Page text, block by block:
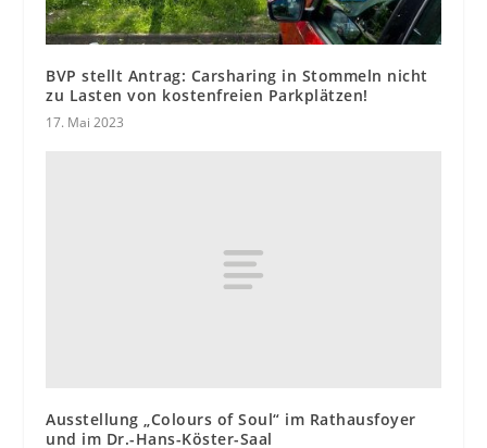
BVP stellt Antrag: Carsharing in Stommeln nicht
zu Lasten von kostenfreien Parkplätzen!
17. Mai 2023
Ausstellung „Colours of Soul“ im Rathausfoyer
und im Dr.-Hans-Köster-Saal